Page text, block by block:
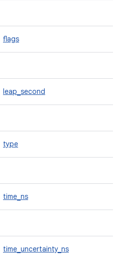
flags
leap_second
type
time_ns
time_uncertainty_ns